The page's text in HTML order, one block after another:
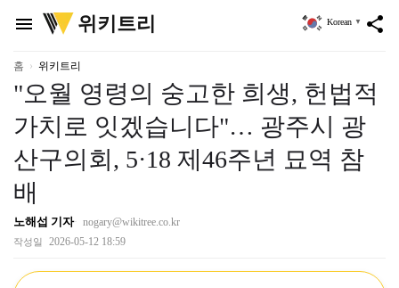
menu
위
키
리
위키트리 share
Korean ▼
홈 위키트리
"오월 영령의 숭고한 희생, 헌법적
가치로 잇겠습니다"… 광주시 광
산구의회, 5·18 제46주년 묘역 참
배
노해섭 기자 nogary@wikitree.co.kr
작성일 2026-05-12 18:59